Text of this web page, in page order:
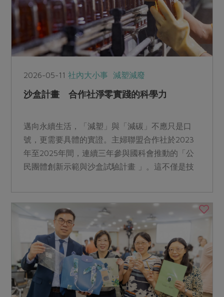
2026-05-11社內大小事 減塑減廢
沙盒計畫 合作社淨零實踐的科學力
邁向永續生活，「減塑」與「減碳」不應只是口
號，更需要具體的實證。主婦聯盟合作社於2023
年至2025年間，連續三年參與國科會推動的「公
民團體創新示範與沙盒試驗計畫 」。這不僅是技
續」的理念，透過科學驗證轉化為具體的創新行